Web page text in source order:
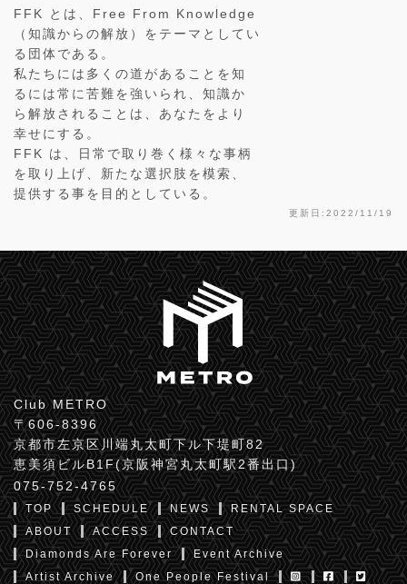
FFK とは、Free From Knowledge
（知識からの解放）をテーマとしてい
る団体である。
私たちには多くの道があることを知
るには常に苦難を強いられ、知識か
ら解放されることは、あなたをより
幸せにする。
FFK は、日常で取り巻く様々な事柄
を取り上げ、新たな選択肢を模索、
提供する事を目的としている。
更新日:2022/11/19
Club METRO
〒606-8396
京都市左京区川端丸太町下ル下堤町82
恵美須ビルB1F(京阪神宮丸太町駅2番出口)
075-752-4765
TOP SCHEDULE NEWS
RENTAL SPACE
ABOUT
ACCESS
CONTACT
Diamonds Are Forever
Event Archive
Artist Archive
One People Festival